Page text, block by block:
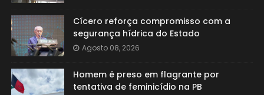
Cícero reforça compromisso com a
segurança hídrica do Estado
Agosto 08, 2026
Homem é preso em flagrante por
tentativa de feminicídio na PB